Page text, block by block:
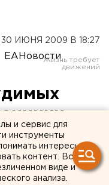
30 ИЮНЯ 2009 В 18:27
ЕАНовости
сотни
на 1,3
и сервис для
инструменты
интересы
контент. Вся
виде и
анализа.